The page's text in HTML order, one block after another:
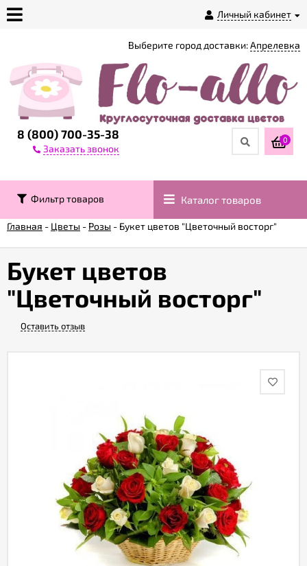
Личный кабинет
магазине
Доставка
Контакты
Гарантии
Публичная
8 (800) 700-35-38
Заказать звонок
Выберите город доставки:Апрелевка
0
Фильтр товаров Каталог товаров
Главная - Цветы - Розы - Букет цветов "Цветочный восторг"
Букет цветов
"Цветочный восторг"
Оставить отзыв